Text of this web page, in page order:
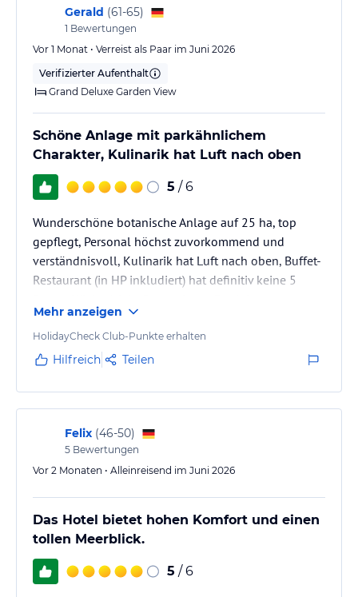
Gerald (61-65)
1 Bewertungen
Vor 1 Monat • Verreist als Paar im Juni 2026
Verifizierter Aufenthalt
Grand Deluxe Garden View
Schöne Anlage mit parkähnlichem
Charakter, Kulinarik hat Luft nach oben
5 / 6
Wunderschöne botanische Anlage auf 25 ha, top
gepflegt, Personal höchst zuvorkommend und
verständnisvoll, Kulinarik hat Luft nach oben, Buffet-
Restaurant (in HP inkludiert) hat definitiv keine 5
geschmacklich leider sehr gewöhnlich bis
phantasielos) - von den a la carte Restaurant ist v.a.
am Strand das "La Marre" zu empfehlen. Viele
Bogenschießen, etc). Resümee: Wenn die Kulinarik
auf den 5 Sterne kommt ist das Hotel eine…
Mehr anzeigen
HolidayCheck Club-Punkte erhalten
Hilfreich Teilen
Felix (46-50)
5 Bewertungen
Vor 2 Monaten • Alleinreisend im Juni 2026
Das Hotel bietet hohen Komfort und einen
tollen Meerblick.
5 / 6